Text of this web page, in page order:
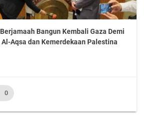
Bangun Kembali Gaza Demi
Aqsa dan Kemerdekaan Palestina
0